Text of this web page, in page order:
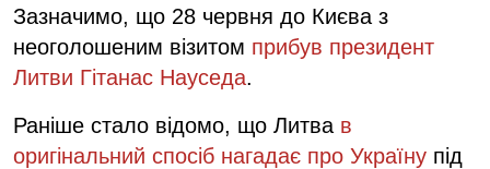
Зазначимо, що 28 червня до Києва з
неоголошеним візитом прибув президент
Литви Гітанас Науседа.
Раніше стало відомо, що Литва в
оригінальний спосіб нагадає про Україну під